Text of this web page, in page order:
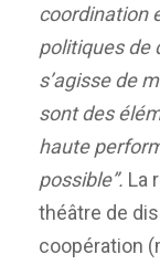
coordination
politiques de
s’agisse de
sont des
haute
possible”. La
théâtre de
coopération